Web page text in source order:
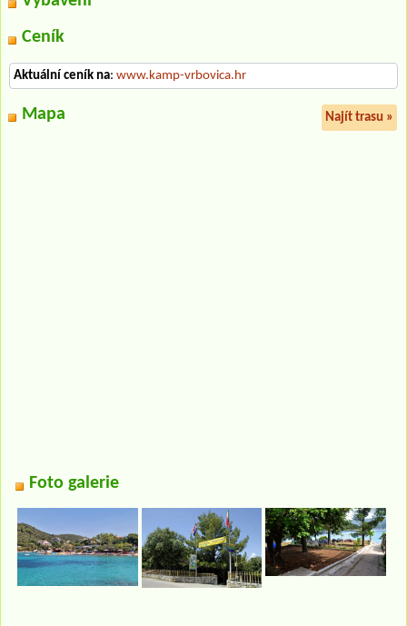
Ceník
Aktuální ceník na: www.kamp-vrbovica.hr
Mapa Najít trasu »
Foto galerie